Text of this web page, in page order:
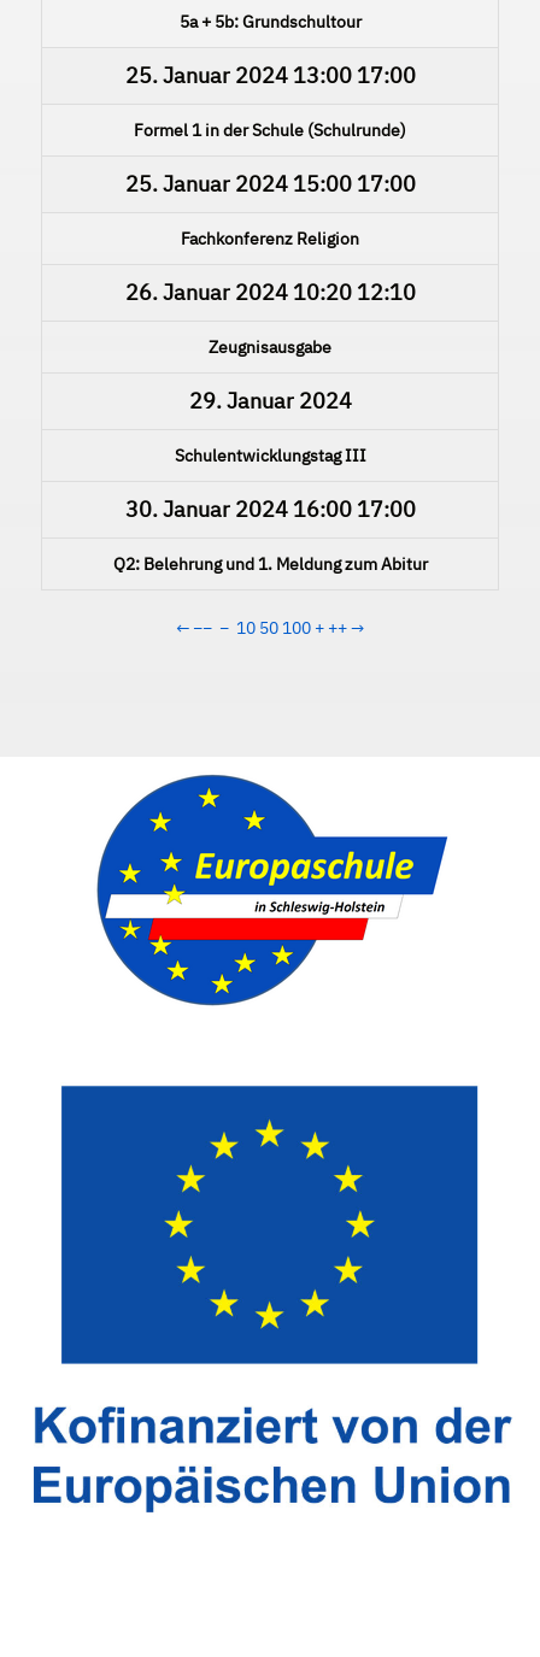
5a + 5b: Grundschultour
25. Januar 202413:00 17:00
Formel 1 in der Schule (Schulrunde)
25. Januar 202415:00 17:00
Fachkonferenz Religion
26. Januar 202410:20 12:10
Zeugnisausgabe
29. Januar 2024
Schulentwicklungstag III
30. Januar 202416:00 17:00
Q2: Belehrung und 1. Meldung zum Abitur
← −− − 10 50 100 + ++→